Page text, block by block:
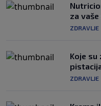
za
ZDRAVLJE
Koje
ZDRAVLJE